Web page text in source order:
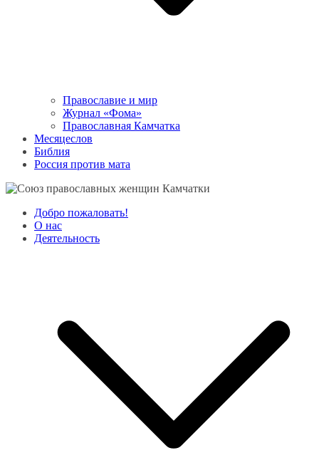
Православие и мир
Журнал «Фома»
Православная Камчатка
Месяцеслов
Библия
Россия против мата
Добро пожаловать!
О нас
Деятельность